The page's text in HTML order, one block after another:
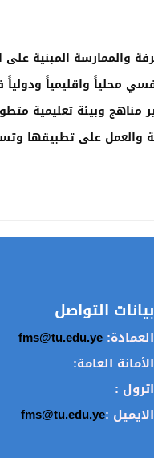
بيانات التواصل
العمادة:fms@tu.edu.ye
الأمانة العامة:
اترول :
الايميل :fms@tu.edu.ye